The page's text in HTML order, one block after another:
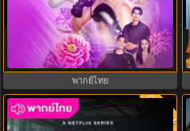
My Sexy Shadow คนโหดบานฉ่ำ
(2026) พากย์ไทย ซับไทย EP.1-10
พากย์ไทย
7.0 พากย์ไทย